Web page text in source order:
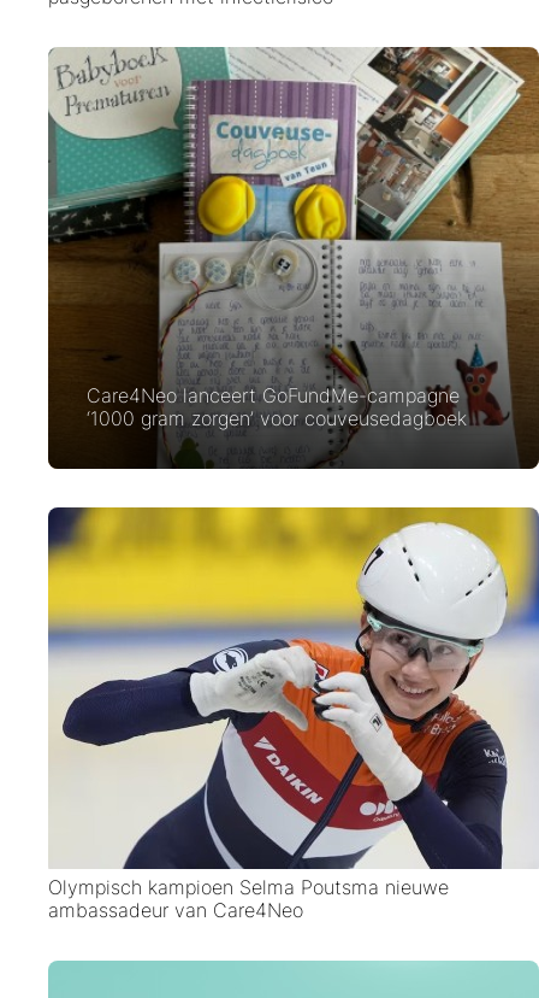
Care4Neo lanceert GoFundMe-campagne
‘1000 gram zorgen’ voor couveusedagboek
Olympisch kampioen Selma Poutsma nieuwe
ambassadeur van Care4Neo